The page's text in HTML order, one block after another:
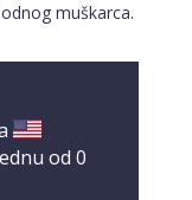
muškarca.
od 0